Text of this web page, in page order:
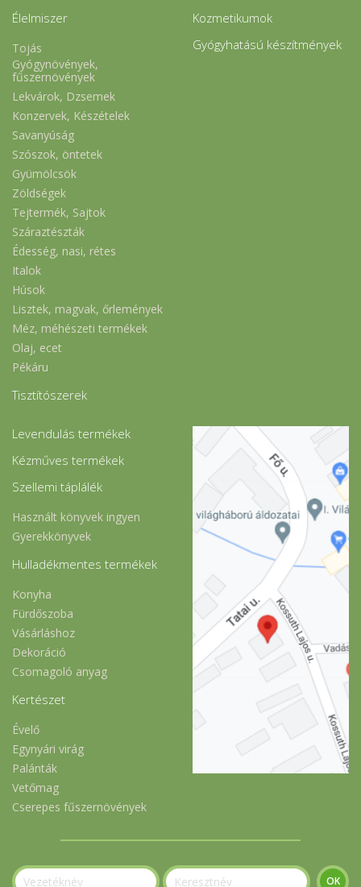
Élelmiszer
Tojás
Gyógynövények,
fűszernövények
Lekvárok, Dzsemek
Konzervek, Készételek
Savanyúság
Szószok, öntetek
Gyümölcsök
Zöldségek
Tejtermék, Sajtok
Száraztészták
Édesség, nasi, rétes
Italok
Húsok
Lisztek, magvak, őrlemények
Méz, méhészeti termékek
Olaj, ecet
Pékáru
Tisztítószerek
Kozmetikumok
Gyógyhatású készítmények
Levendulás termékek
Kézműves termékek
Szellemi táplálék
Használt könyvek ingyen
Gyerekkönyvek
Hulladékmentes termékek
Konyha
Fürdőszoba
Vásárláshoz
Dekoráció
Csomagoló anyag
Kertészet
Évelő
Egynyári virág
Palánták
Vetőmag
Cserepes fűszernövények